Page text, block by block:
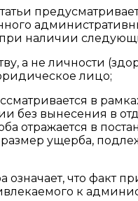
при наличии
а не личности
лицо;
в
без вынесения в
отражается в
ущерба,
означает, что факт
к